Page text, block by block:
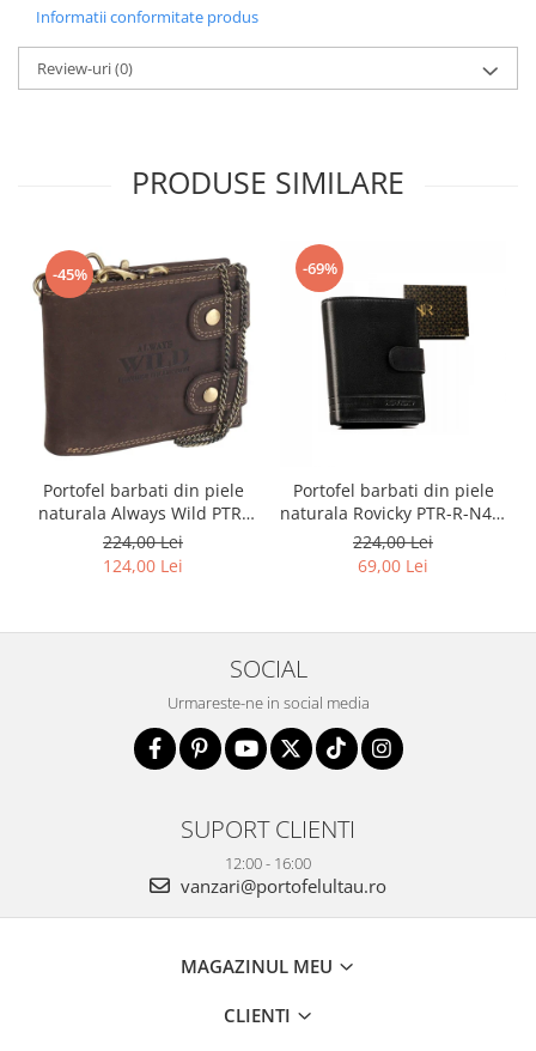
Informatii conformitate produs
Review-uri(0)
PRODUSE SIMILARE
-45%
Portofel barbati din piele
naturala Always Wild PTR-
2900-BIC
224,00 Lei
124,00 Lei
-69%
Portofel barbati din piele
naturala Rovicky PTR-R-N4L-
GAT-8922 B+B
224,00 Lei
69,00 Lei
SOCIAL
Urmareste-ne in social media
SUPORT CLIENTI
12:00 - 16:00
vanzari@portofelultau.ro
MAGAZINUL MEU
CLIENTI